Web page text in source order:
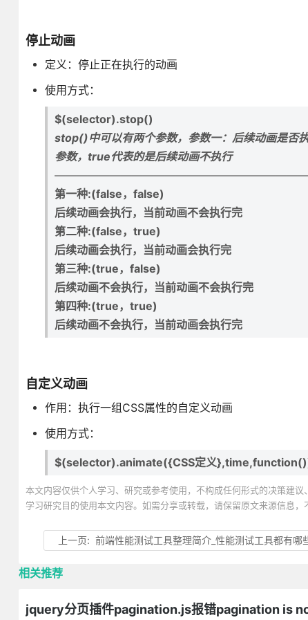
停止动画
定义：停止正在执行的动画
使用方式：
$(selector).stop()
stop()中可以有两个参数，参数一：后续动画是否
参数，true代表的是后续动画不执行
第一种:(false，false)
后续动画会执行，当前动画不会执行完
第二种:(false，true)
后续动画会执行，当前动画会执行完
第三种:(true，false)
后续动画不会执行，当前动画不会执行完
第四种:(true，true)
后续动画不会执行，当前动画会执行完
自定义动画
作用：执行一组CSS属性的自定义动画
使用方式：
$(selector).animate({CSS定义
本文内容仅供个人学习、研究或参考使用，不构成任何形式的决策建
学习研究目的使用本文内容。如需分享或转载，请保留原文来源信息
上一页:前端性能测试工具整理简介_性能测试工具都有哪
相关推荐
jquery分页插件pagination.js报错pagination is